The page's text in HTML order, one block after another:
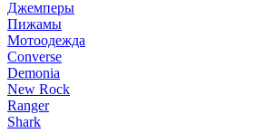
Джемперы
Пижамы
Мотоодежда
Converse
Demonia
New Rock
Ranger
Shark